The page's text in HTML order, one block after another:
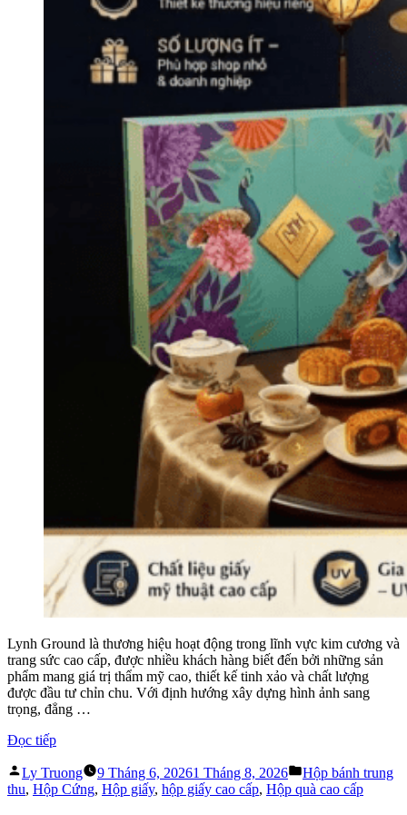
Lynh Ground là thương hiệu hoạt động trong lĩnh vực kim cương và
trang sức cao cấp, được nhiều khách hàng biết đến bởi những sản
phẩm mang giá trị thẩm mỹ cao, thiết kế tinh xảo và chất lượng
được đầu tư chỉn chu. Với định hướng xây dựng hình ảnh sang
trọng, đẳng …
Đọc tiếp“Hộp
Trung
Thu
Đăng
bởi
Ly Truong 9 Tháng 6, 20261 Tháng 8, 2026
Đăng
trong
Hộp bánh trung
thu, Hộp Cứng, Hộp giấy, hộp giấy cao cấp, Hộp quà cao cấp